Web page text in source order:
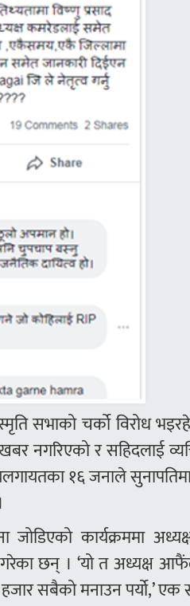
सभाको चर्को विरोध
नगरिएको र सहिदलाई
१६ जनाले सुनापतिमा
जोडिएको कार्यक्रममा
छन् । ‘यो त अध्यक्ष
सबैको मनाउन पर्यो,’ एक